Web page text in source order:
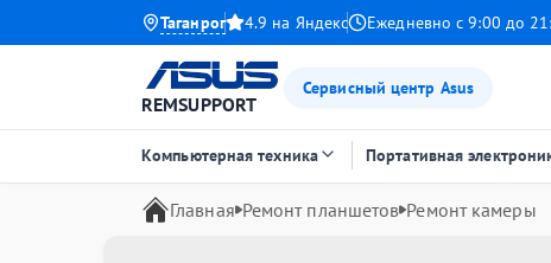
Таганрог 4.9 на Яндекс Ежедневно с 9:00 до
REMSUPPORT
Сервисный центр Asus
Компьютерная техника Портативная
Главная Ремонт планшетов Ремонт камеры